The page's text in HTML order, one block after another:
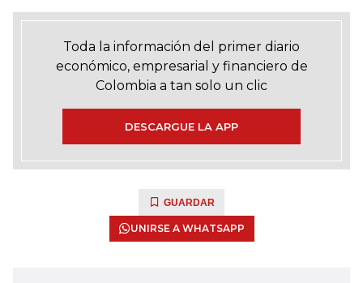
Toda la información del primer diario
económico, empresarial y financiero de
Colombia a tan solo un clic
DESCARGUE LA APP
GUARDAR
UNIRSE A WHATSAPP